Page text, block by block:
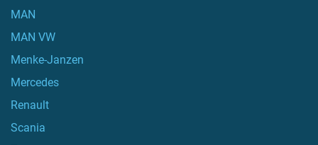
MAN
MAN VW
Menke-Janzen
Mercedes
Renault
Scania